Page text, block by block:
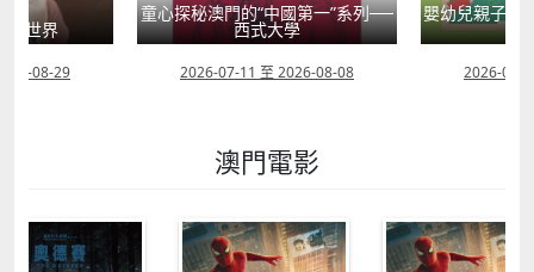
大世界
08-29
童心探秘澳門的“中國第一”系列──
西式大學
2026-07-11 至 2026-08-08
嬰幼兒親子閱
2026-07-
澳門電影